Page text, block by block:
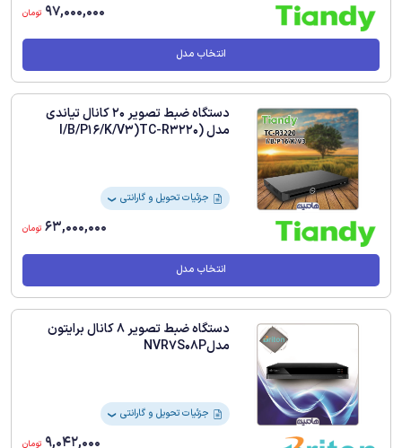
97,000,000 تومان
انتخاب مدل
دستگاه ضبط تصویر 20 کانال تیاندی
مدل (I/B/P16/K/V3)TC-R3220
جزئیات تحویل و گارانتی ❯
63,000,000 تومان
انتخاب مدل
دستگاه ضبط تصویر 8 کانال برایتون
مدلNVR7S08P
جزئیات تحویل و گارانتی ❯
9,042,000 تومان